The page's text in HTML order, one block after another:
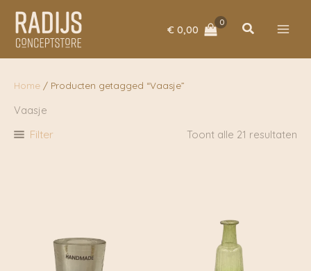
naar
inhoud
€ 0,00 Zoeken
Home / Producten getagged “Vaasje”
Vaasje
Filter Toont alle 21 resultaten